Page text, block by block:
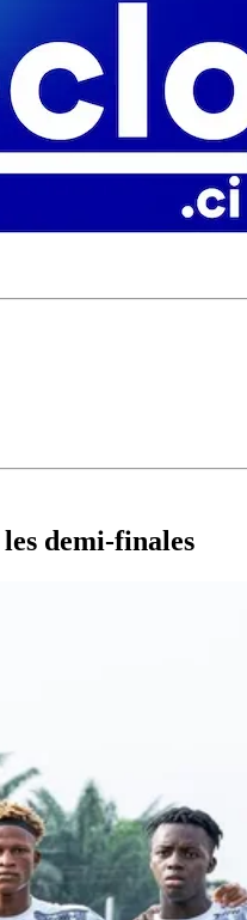
demi-finales